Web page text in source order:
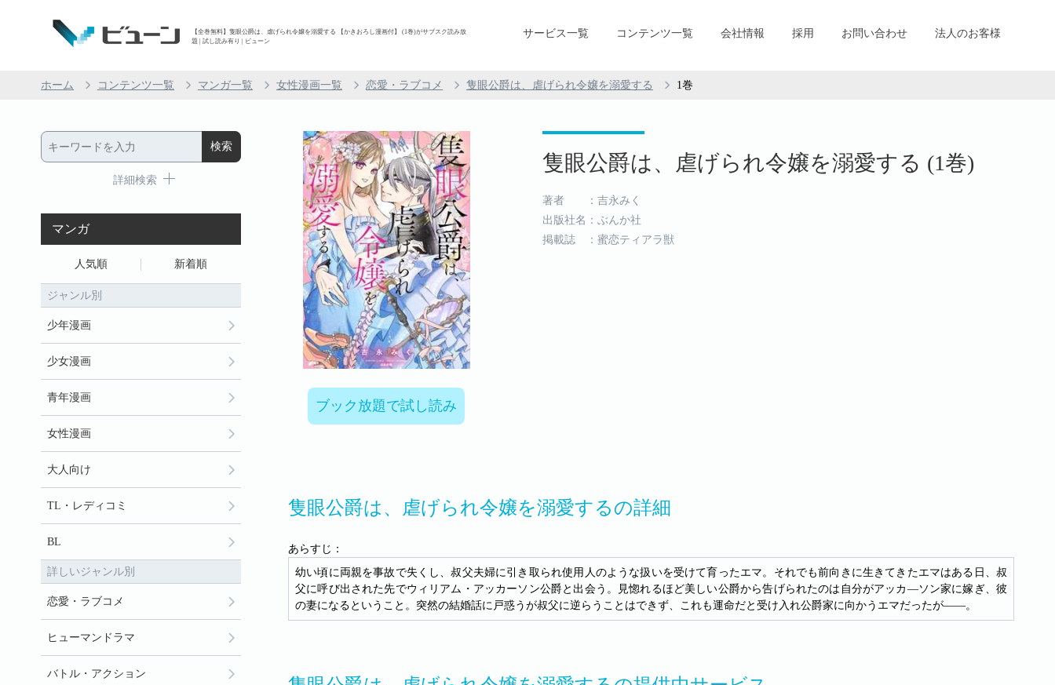
【全巻無料】隻眼公爵は、虐げられ令嬢を溺愛する 【かきおろし漫画付】 (1巻)がサブスク読み放
題 | 試し読み有り | ビューン
サービス一覧 コンテンツ一覧 会社情報 採用 お問い合わせ 法人のお客様
ホーム コンテンツ一覧 マンガ一覧 女性漫画一覧 恋愛・ラブコメ 隻眼公爵は、虐げられ令嬢を溺愛する 1巻
ブック放題で試し読み
隻眼公爵は、虐げられ令嬢を溺愛する (1巻)
著者 ：吉永みく
出版社名：ぶんか社
掲載誌 ：蜜恋ティアラ獣
隻眼公爵は、虐げられ令嬢を溺愛するの詳細
あらすじ：
幼い頃に両親を事故で失くし、叔父夫婦に引き取られ使用人のような扱いを受けて育ったエマ。それでも前向きに生きてきたエマはある日、叔
父に呼び出された先でウィリアム・アッカーソン公爵と出会う。見惚れるほど美しい公爵から告げられたのは自分がアッカ―ソン家に嫁ぎ、彼
の妻になるということ。突然の結婚話に戸惑うが叔父に逆らうことはできず、これも運命だと受け入れ公爵家に向かうエマだったが――。
詳細検索
マンガ
人気順 新着順
ジャンル別
少年漫画
少女漫画
青年漫画
女性漫画
大人向け
TL・レディコミ
BL
詳しいジャンル別
恋愛・ラブコメ
ヒューマンドラマ
バトル・アクション